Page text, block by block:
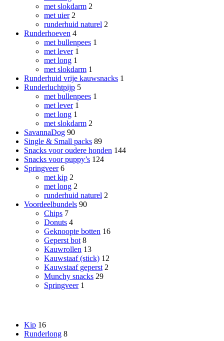
met slokdarm 2
met uier 2
runderhuid naturel 2
Runderhoeven 4
met bullenpees 1
met lever 1
met long 1
met slokdarm 1
Runderhuid vrije kauwsnacks 1
Runderluchtpijp 5
met bullenpees 1
met lever 1
met long 1
met slokdarm 2
SavannaDog 90
Single & Small packs 89
Snacks voor oudere honden 144
Snacks voor puppy’s 124
Springveer 6
met kip 2
met long 2
runderhuid naturel 2
Voordeelbundels 90
Chips 7
Donuts 4
Geknoopte botten 16
Geperst bot 8
Kauwrollen 13
Kauwstaaf (stick) 12
Kauwstaaf geperst 2
Munchy snacks 29
Springveer 1
Kip 16
Runderlong 8